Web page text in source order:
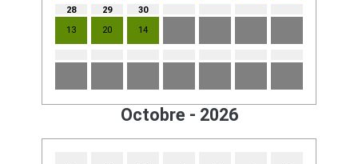
28
13
29
20
30
14
Octobre - 2026